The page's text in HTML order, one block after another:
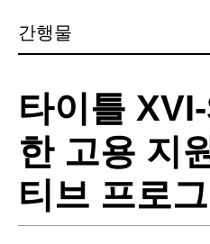
간행물
타이틀
한 고용 지
티브 프로